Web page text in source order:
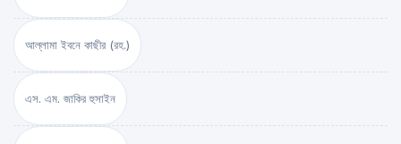
আল্লামা ইবনে কাছীর (রহ.)
এস. এম. জাকির হুসাইন